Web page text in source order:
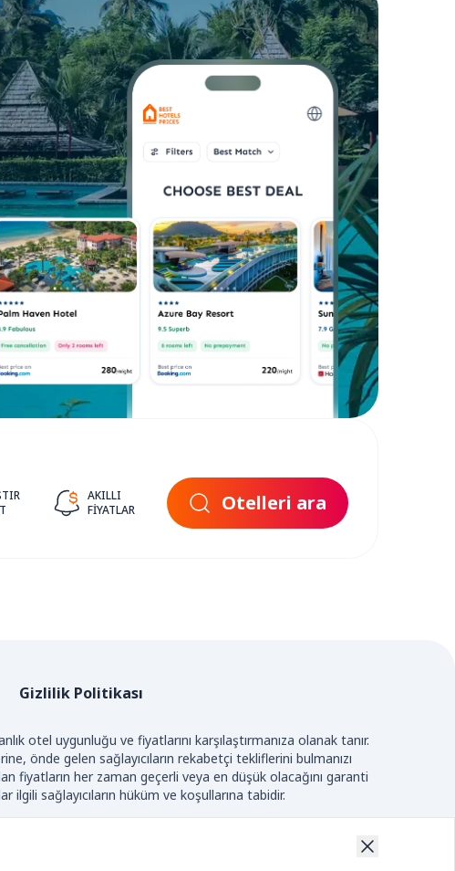
AKILLI
FIYATLAR
Otelleri ara
Gizlilik Politikası
otel uygunluğu ve fiyatlarını karşılaştırmanıza olanak tanır.
önde gelen sağlayıcıların rekabetçi tekliflerini bulmanızı
her zaman geçerli veya en düşük olacağını garanti
sağlayıcıların hüküm ve koşullarına tabidir.